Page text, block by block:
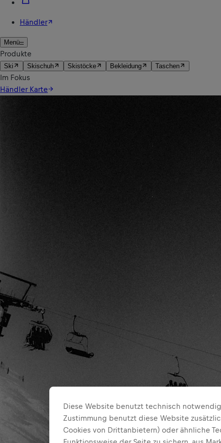
Diese Website benutzt technisch
Zustimmung benutzt diese Website
Cookies von Drittanbietern) oder ähnliche